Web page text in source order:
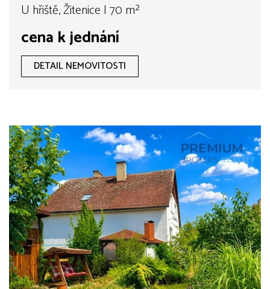
U hřiště, Žitenice | 70 m²
cena k jednání
DETAIL NEMOVITOSTI